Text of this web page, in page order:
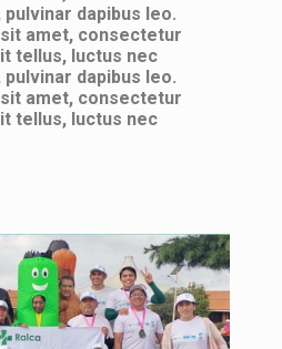
dapibus leo.
amet, consectetur
tellus, luctus nec
dapibus leo.
amet, consectetur
tellus, luctus nec